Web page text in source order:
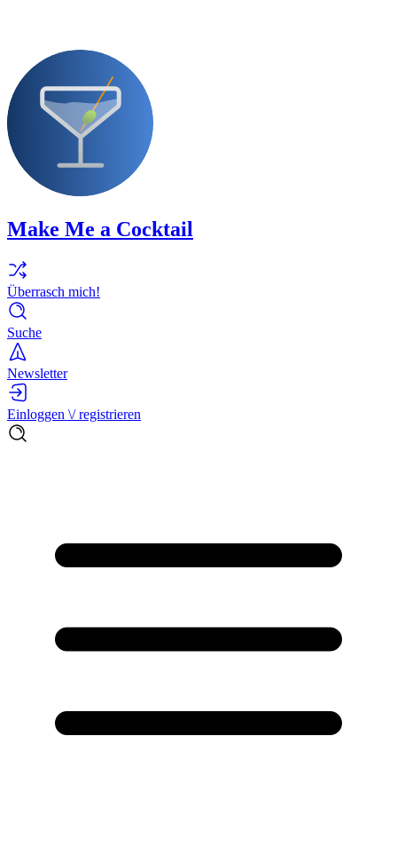
Make Me a Cocktail
Überrasch mich!
Suche
Newsletter
Einloggen \/ registrieren